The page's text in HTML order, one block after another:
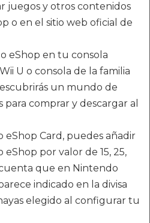
juegos y otros contenidos
o en el sitio web oficial de
eShop en tu consola
U o consola de la familia
un mundo de
para comprar y descargar al
eShop Card, puedes añadir
por valor de 15, 25,
que en Nintendo
indicado en la divisa
elegido al configurar tu